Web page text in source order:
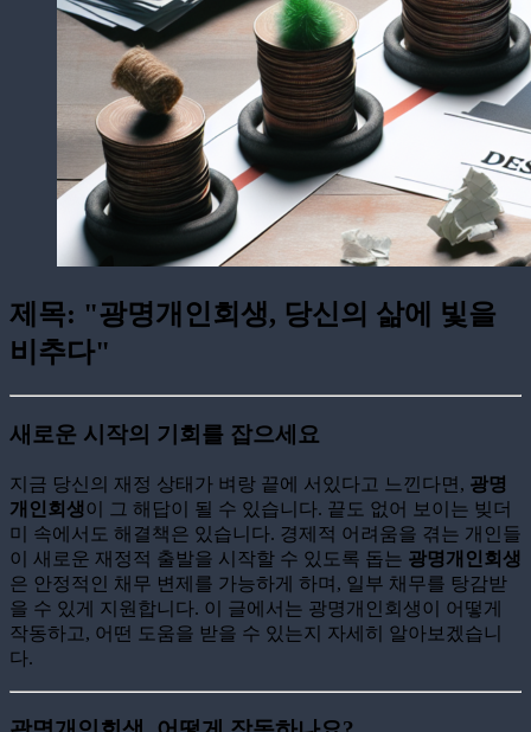
제목: "광명개인회생, 당신의 삶에 빛을
비추다"
새로운 시작의 기회를 잡으세요
지금 당신의 재정 상태가 벼랑 끝에 서있다고 느낀다면, 광명
개인회생이 그 해답이 될 수 있습니다. 끝도 없어 보이는 빚더
미 속에서도 해결책은 있습니다. 경제적 어려움을 겪는 개인들
이 새로운 재정적 출발을 시작할 수 있도록 돕는 광명개인회생
은 안정적인 채무 변제를 가능하게 하며, 일부 채무를 탕감받
을 수 있게 지원합니다. 이 글에서는 광명개인회생이 어떻게
작동하고, 어떤 도움을 받을 수 있는지 자세히 알아보겠습니
다.